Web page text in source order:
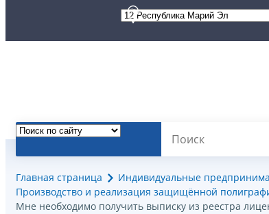
Главная страница Индивидуальные
Производство и реализация защищённой
Мне необходимо получить выписку из реестра